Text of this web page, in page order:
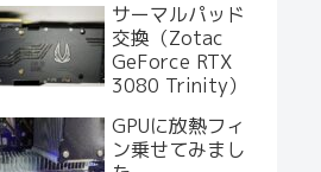
サーマルパッド
交換（Zotac
GeForce RTX
3080 Trinity）
GPUに放熱フィ
ン乗せてみまし